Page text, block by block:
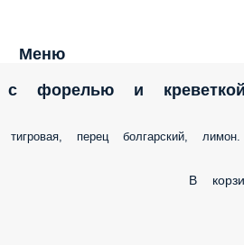
Меню
форелью и
перец болгарский, лимон.
В